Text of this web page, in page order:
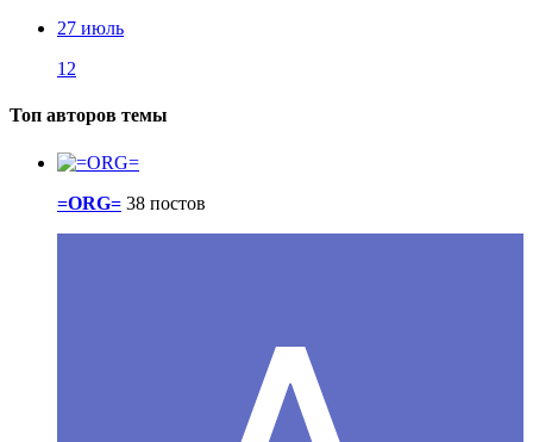
27 июль
12
Топ авторов темы
=ORG= 38 постов